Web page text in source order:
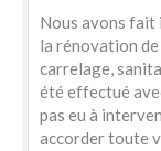
Nous avons
la rénovation
carrelage,
été effectué
pas eu à
accorder toute